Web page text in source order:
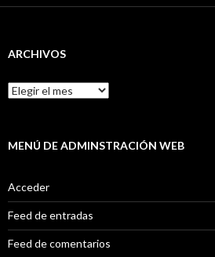
ARCHIVOS
Archivos
MENÚ DE ADMINSTRACIÓN WEB
Acceder
Feed de entradas
Feed de comentarios